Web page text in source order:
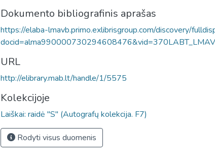
Dokumento bibliografinis aprašas
https://elaba-lmavb.primo.exlibrisgroup.com/discovery/
URL
http://elibrary.mab.lt/handle/1/5575
Kolekcijoje
Laiškai: raidė "S" (Autografų kolekcija. F7)
Rodyti visus duomenis